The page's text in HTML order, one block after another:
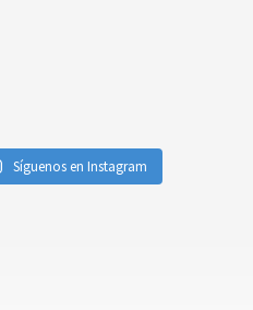
Síguenos en Instagram